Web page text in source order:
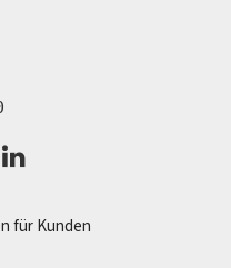
für Kunden